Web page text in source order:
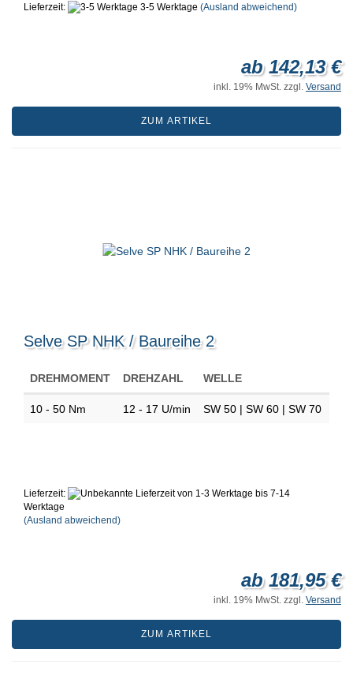
Lieferzeit: 3-5 Werktage (Ausland abweichend)
ab 142,13 €
inkl. 19% MwSt. zzgl. Versand
ZUM ARTIKEL
Selve SP NHK / Baureihe 2
DREHMOMENT DREHZAHL WELLE
10 - 50 Nm 12 - 17 U/min SW 50 | SW 60 | SW 70
Lieferzeit:
von 1-3 Werktage bis 7-14
Werktage
(Ausland abweichend)
ab 181,95 €
inkl. 19% MwSt. zzgl. Versand
ZUM ARTIKEL